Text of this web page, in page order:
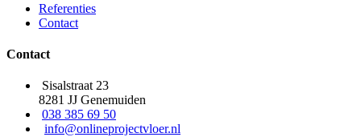
Referenties
Contact
Contact
Sisalstraat 23
8281 JJ Genemuiden
038 385 69 50
info@onlineprojectvloer.nl